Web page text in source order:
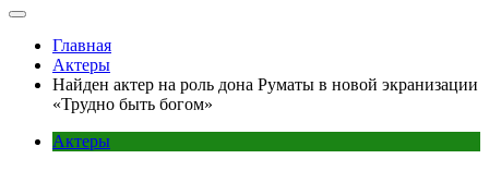
Главная
Актеры
Найден актер на роль дона Руматы в новой экранизации
«Трудно быть богом»
Актеры